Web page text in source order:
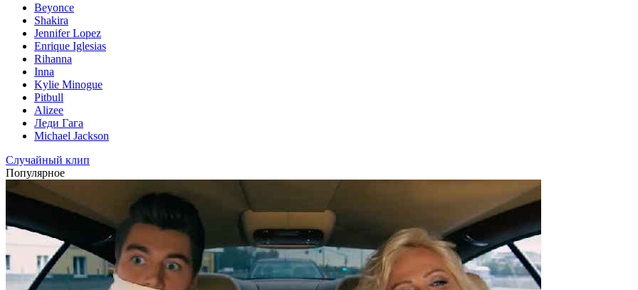
Beyonce
Shakira
Jennifer Lopez
Enrique Iglesias
Rihanna
Inna
Kylie Minogue
Pitbull
Alizee
Леди Гага
Michael Jackson
Случайный клип
Популярное